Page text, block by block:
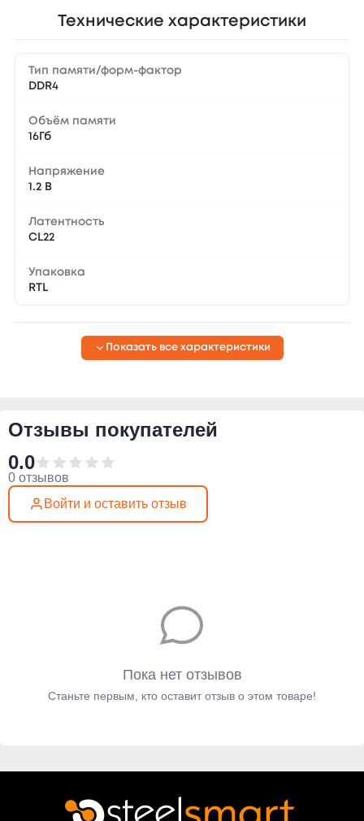
Технические характеристики
Тип памяти/форм-фактор
DDR4
Объём памяти
16Гб
Напряжение
1.2 В
Латентность
CL22
Упаковка
RTL
Показать все характеристики
Отзывы покупателей
0.0
0 отзывов
Войти и оставить отзыв
Пока нет отзывов
Станьте первым, кто оставит отзыв о этом товаре!